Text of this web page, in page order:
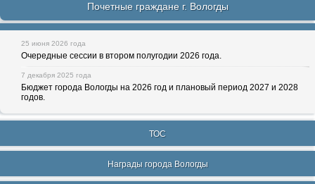
Почетные граждане г. Вологды
25 июня 2026 года
Очередные сессии в втором полугодии 2026 года.
7 декабря 2025 года
Бюджет города Вологды на 2026 год и плановый период 2027 и 2028
годов.
ТОС
Награды города Вологды